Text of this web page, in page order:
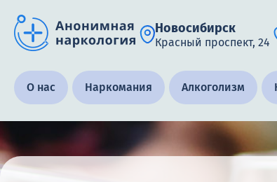
Новосибирск
Красный проспект, 24
Получить помощь специалиста
О нас Наркомания Алкоголизм